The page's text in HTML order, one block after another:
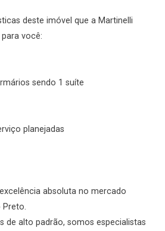
deste imóvel que a Martinelli
você:
sendo 1 suíte
planejadas
absoluta no mercado
Preto.
de alto padrão, somos especialistas